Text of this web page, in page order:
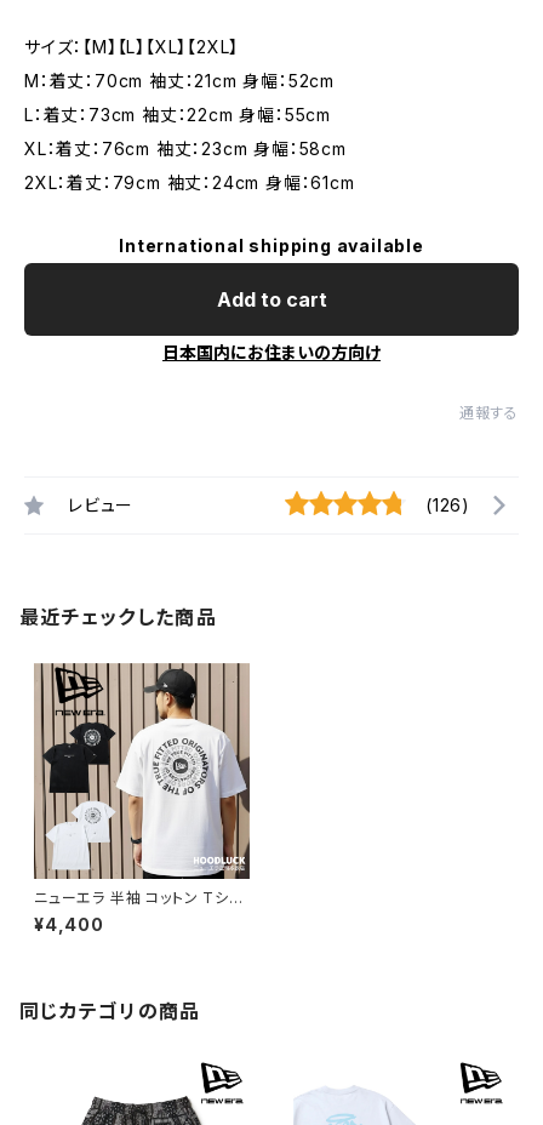
サイズ：【M】【L】【XL】【2XL】
M：着丈：70cm 袖丈：21cm 身幅：52cm
L：着丈：73cm 袖丈：22cm 身幅：55cm
XL：着丈：76cm 袖丈：23cm 身幅：58cm
2XL：着丈：79cm 袖丈：24cm 身幅：61cm
International shipping available
Add to cart
日本国内にお住まいの方向け
通報する
レビュー (126)
最近チェックした商品
ニューエラ 半袖 コットン Tシャ
ツ Circle ロゴ ベーシック レギ
ュラーフィット ニューエラー シャ
¥4,400
同じカテゴリの商品